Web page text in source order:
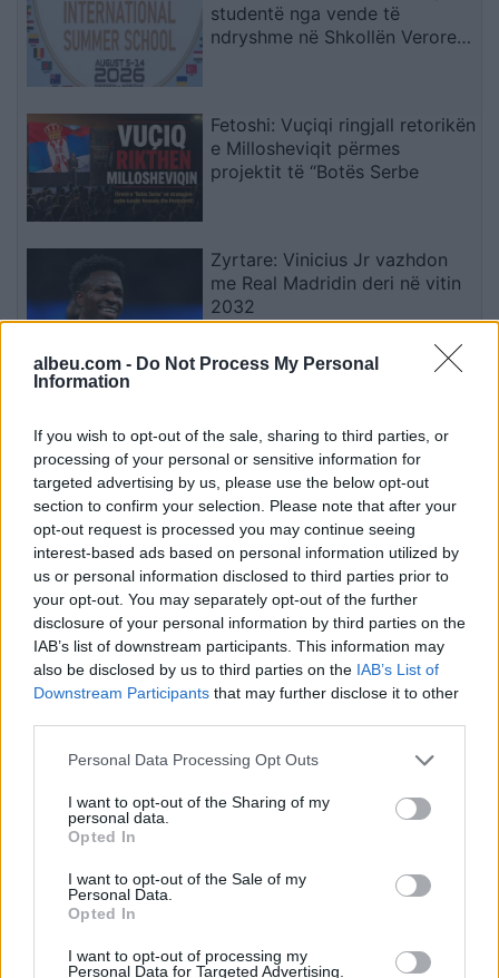
albeu.com - Do Not Process My Personal
Information
If you wish to opt-out of the sale, sharing to third parties, or
processing of your personal or sensitive information for
targeted advertising by us, please use the below opt-out
section to confirm your selection. Please note that after your
opt-out request is processed you may continue seeing
interest-based ads based on personal information utilized by
us or personal information disclosed to third parties prior to
your opt-out. You may separately opt-out of the further
disclosure of your personal information by third parties on the
IAB’s list of downstream participants. This information may
also be disclosed by us to third parties on the IAB’s List of
Downstream Participants that may further disclose it to other
Personal Data Processing Opt Outs
I want to opt-out of the Sharing of my
personal data.
Opted In
I want to opt-out of the Sale of my
Personal Data.
Opted In
I want to opt-out of processing my
Personal Data for Targeted Advertising.
studentë nga vende të
ndryshme në Shkollën Verore
Fetoshi: Vuçiqi ringjall retorikën
e Millosheviqit përmes
projektit të “Botës Serbe
Zyrtare: Vinicius Jr vazhdon
me Real Madridin deri në vitin
2032
zyrtare
Esim for USA|Esim for Italy| Esim for Spain|Esim